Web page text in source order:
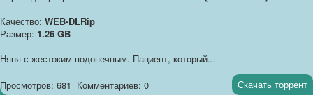
Качество: WEB-DLRip
Размер: 1.26 GB
Няня с жестоким подопечным. Пациент, который...
Просмотров: 681 Комментариев: 0 Скачать торрент